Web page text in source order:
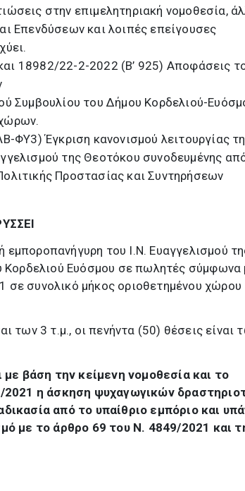
στην επιμελητηριακή νομοθεσία,
Επενδύσεων και λοιπές επείγουσες
18982/22-2-2022 (Β’ 925) Αποφάσεις
Συμβουλίου του Δήμου Κορδελιού-
Έγκριση κανονισμού λειτουργίας
της Θεοτόκου συνοδευμένης
Προστασίας και Συντηρήσεων
εμποροπανήγυρη του Ι.Ν. Ευαγγελισμού
Κορδελιού Ευόσμου σε πωλητές σύμφωνα
συνολικό μήκος οριοθετημένου χώρου
των 3 τ.μ., οι πενήντα (50) θέσεις είναι
βάση την κείμενη νομοθεσία και το
2021 η άσκηση ψυχαγωγικών
από το υπαίθριο εμπόριο και
με το άρθρο 69 του Ν. 4849/2021 και